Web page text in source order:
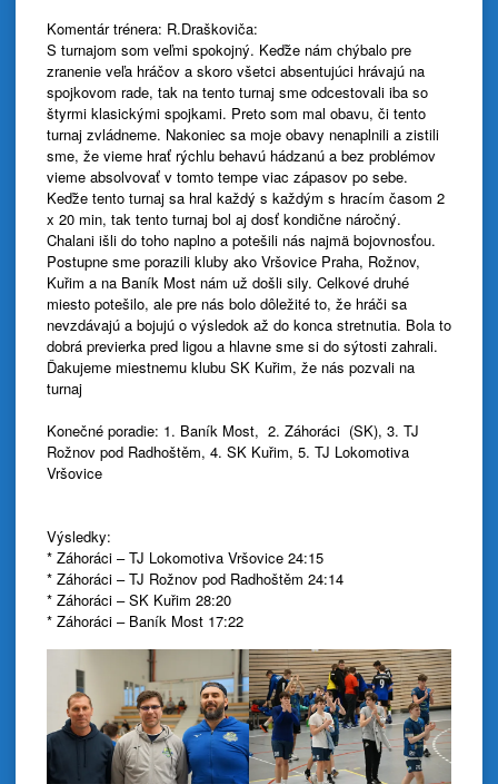
Komentár trénera: R.Draškoviča:
S turnajom som veľmi spokojný. Keďže nám chýbalo pre
zranenie veľa hráčov a skoro všetci absentujúci hrávajú na
spojkovom rade, tak na tento turnaj sme odcestovali iba so
štyrmi klasickými spojkami. Preto som mal obavu, či tento
turnaj zvládneme. Nakoniec sa moje obavy nenaplnili a zistili
sme, že vieme hrať rýchlu behavú hádzanú a bez problémov
vieme absolvovať v tomto tempe viac zápasov po sebe.
Keďže tento turnaj sa hral každý s každým s hracím časom 2
x 20 min, tak tento turnaj bol aj dosť kondične náročný.
Chalani išli do toho naplno a potešili nás najmä bojovnosťou.
Postupne sme porazili kluby ako Vršovice Praha, Rožnov,
Kuřim a na Baník Most nám už došli sily. Celkové druhé
miesto potešilo, ale pre nás bolo dôležité to, že hráči sa
nevzdávajú a bojujú o výsledok až do konca stretnutia. Bola to
dobrá previerka pred ligou a hlavne sme si do sýtosti zahrali.
Ďakujeme miestnemu klubu SK Kuřim, že nás pozvali na
turnaj
Konečné poradie: 1. Baník Most, 2. Záhoráci (SK), 3. TJ
Rožnov pod Radhoštěm, 4. SK Kuřim, 5. TJ Lokomotiva
Vršovice
Výsledky:
* Záhoráci – TJ Lokomotiva Vršovice 24:15
* Záhoráci – TJ Rožnov pod Radhoštěm 24:14
* Záhoráci – SK Kuřim 28:20
* Záhoráci – Baník Most 17:22